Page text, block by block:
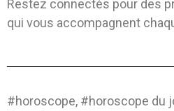
Restez connectés pour des
qui vous accompagnent
#horoscope, #horoscope du